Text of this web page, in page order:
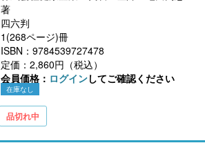
著
四六判
1(268ページ)冊
ISBN：9784539727478
定価：2,860円（税込）
会員価格： ログインしてご確認ください
在庫なし
品切れ中